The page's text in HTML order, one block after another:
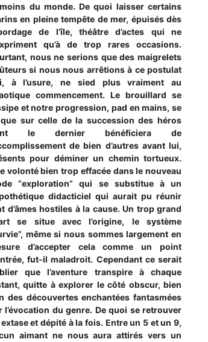
du monde. De quoi laisser certains
en pleine tempête de mer, épuisés dès
de l’île, théâtre d’actes qui ne
qu’à de trop rares occasions.
nous ne serions que des maigrelets
si nous nous arrêtions à ce postulat
à l’usure, ne sied plus vraiment au
commencement. Le brouillard se
et notre progression, pad en mains, se
sur celle de la succession des héros
le dernier bénéficiera de
de bien d’autres avant lui,
pour déminer un chemin tortueux.
volonté bien trop effacée dans le nouveau
“exploration” qui se substitue à un
didacticiel qui aurait pu réunir
d’âmes hostiles à la cause. Un trop grand
se situe avec l’origine, le système
même si nous sommes largement en
d’accepter cela comme un point
fut-il maladroit. Cependant ce serait
que l’aventure transpire à chaque
quitte à explorer le côté obscur, bien
des découvertes enchantées fantasmées
l’évocation du genre. De quoi se retrouver
et dépité à la fois. Entre un 5 et un 9,
aimant ne nous aura attirés vers un